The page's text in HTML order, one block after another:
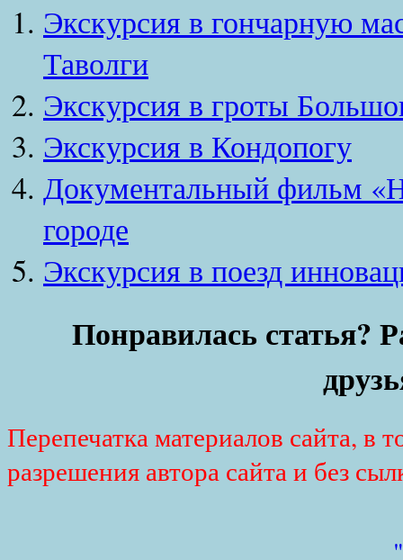
Экскурсия в гончарную
Таволги
Экскурсия в гроты
Экскурсия в Кондопогу
Документальный фильм
городе
Экскурсия в поезд
Понравилась статья?
Перепечатка материалов сайта, в
разрешения автора сайта и без